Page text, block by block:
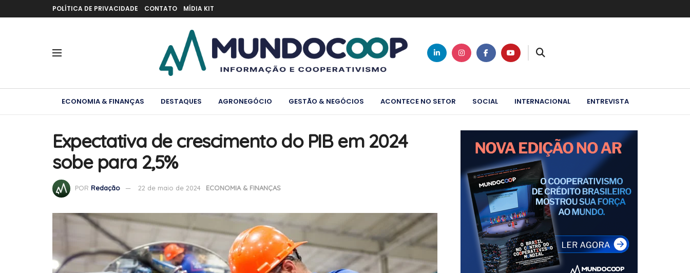
POLÍTICA DE PRIVACIDADE CONTATO MÍDIA KIT
ECONOMIA & FINANÇAS DESTAQUES AGRONEGÓCIO GESTÃO & NEGÓCIOS ACONTECE NO SETOR SOCIAL INTERNACIONAL ENTREVISTA
Expectativa de crescimento do PIB em 2024
sobe para 2,5%
POR Redação 22 de maio de 2024 ECONOMIA & FINANÇAS